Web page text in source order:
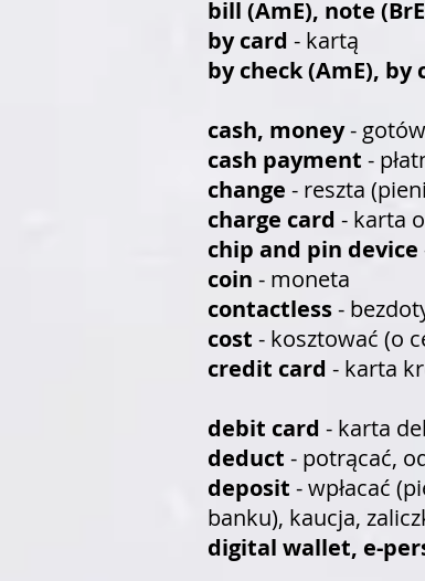
bill (AmE), note
by card - kartą
by check (AmE), by
cash, money-
cash payment -
change - reszta
charge card - karta
chip and pin device
coin - moneta
contactless-
cost - kosztować (o
credit card - karta
debit card - karta
deduct - potrącać,
deposit - wpłacać
banku), kaucja,
digital wallet, e-